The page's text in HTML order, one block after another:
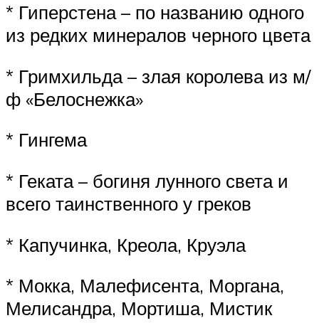
* Гиперстена – по названию одного
из редких минералов черного цвета
* Гримхильда – злая королева из м/
ф «Белоснежка»
* Гингема
* Геката – богиня лунного света и
всего таинственного у греков
* Капучинка, Креола, Круэла
* Мокка, Малефисента, Моргана,
Мелисандра, Мортиша, Мистик